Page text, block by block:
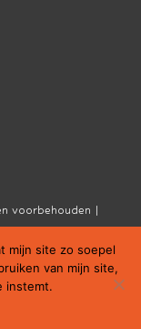
voorbehouden |
mijn site zo soepel
van mijn site,
instemt.